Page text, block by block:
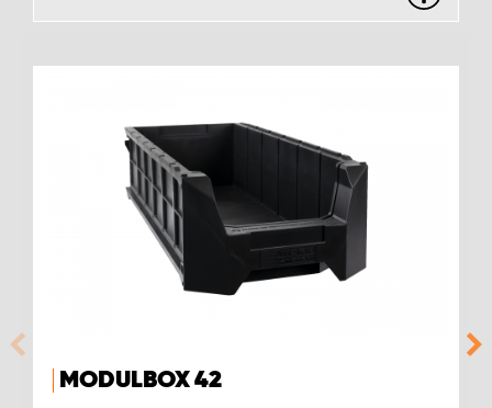
MODULBOX 42